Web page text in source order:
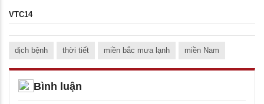
VTC14
dịch bệnh thời tiết miền bắc mưa lạnh miền Nam
Bình luận